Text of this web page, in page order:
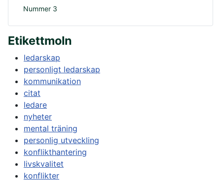
Nummer 3
Etikettmoln
ledarskap
personligt ledarskap
kommunikation
citat
ledare
nyheter
mental träning
personlig utveckling
konflikthantering
livskvalitet
konflikter